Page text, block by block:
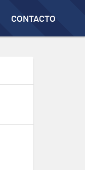
CONTACTO